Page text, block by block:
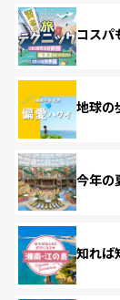
コスパ
地球の
今年の
知れば